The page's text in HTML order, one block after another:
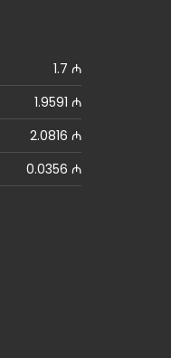
1.7 ₼
1.9591 ₼
2.0816 ₼
0.0356 ₼